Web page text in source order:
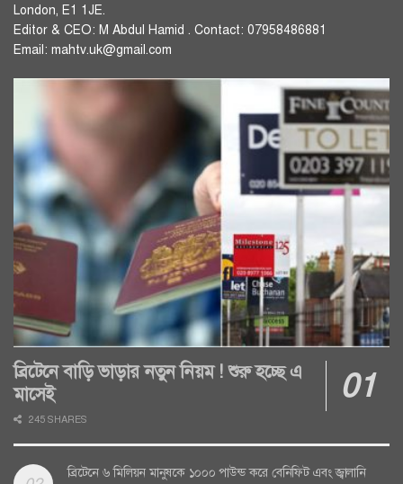
London, E1 1JE.
Editor & CEO: M Abdul Hamid . Contact: 07958486881
Email: mahtv.uk@gmail.com
ব্রিটেনে বাড়ি ভাড়ার নতুন নিয়ম ! শুরু হচ্ছে এ
মাসেই
245 SHARES
ব্রিটেনে ৬ মিলিয়ন মানুষকে ১০০০ পাউন্ড করে বেনিফিট এবং জ্বালানি